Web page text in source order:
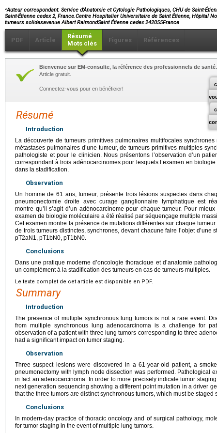
⁎Auteur correspondant. Service d’Anatomie et Cytologie Pathologiques, CHU de Saint-
Saint-Étienne cedex 2, France.Centre Hospitalier Universitaire de Saint Étienne, Hôpital
tumeurs solidesavenue Albert RaimondSaint Étienne cedex 242055France
PDF Article
Résumé
Mots clés
Figures Références
Bienvenue sur EM-consulte, la référence des professionnels de santé.
Article gratuit.
Connectez-vous pour en bénéficier!
Résumé
Introduction
La découverte de tumeurs primitives pulmonaires multifocales
métastases pulmonaires d’une tumeur, de tumeurs primitives multiples
pathologiste et pour le clinicien. Nous présentons l’observation d’un
correspondant à trois adénocarcinomes pour lesquels l’examen en
dans la stadification.
Observation
Un homme de 61 ans, fumeur, présente trois lésions suspectes dans
pneumonectomie droite avec curage ganglionnaire lymphatique est
montre qu’il s’agit d’un adénocarcinome pour chaque tumeur. Pour
examen de biologie moléculaire a été réalisé par séquençage multiple
Cet examen montre la présence de mutations différentes sur chaque
de trois tumeurs distinctes, synchrones, devant chacune faire l’objet d’une
pT2aN1, pT1bN0, pT1bN0.
Conclusions
Dans une pratique moderne d’oncologie thoracique et d’anatomie
un complément à la stadification des tumeurs en cas de tumeurs multiples.
Le texte complet de cet article est disponible en PDF.
Summary
Introduction
The presence of multiple synchronous lung tumors is not a rare event.
from multiple synchronous lung adenocarcinoma is a challenge for
observation of a patient with three lung tumors corresponding to three
had a significant impact on tumor staging.
Observation
Three suspect lesions were discovered in a 61-year-old patient, a
pneumonectomy with lymph node dissection was performed. Pathological
in fact an adenocarcinoma. In order to more precisely indicate tumor
next generation sequencing showing a different point mutation in a driver
that the three tumors are distinct synchronous tumors, which must be staged
Conclusions
In modern-day practice of thoracic oncology and of surgical pathology,
for tumor staging in the event of multiple lung tumors.